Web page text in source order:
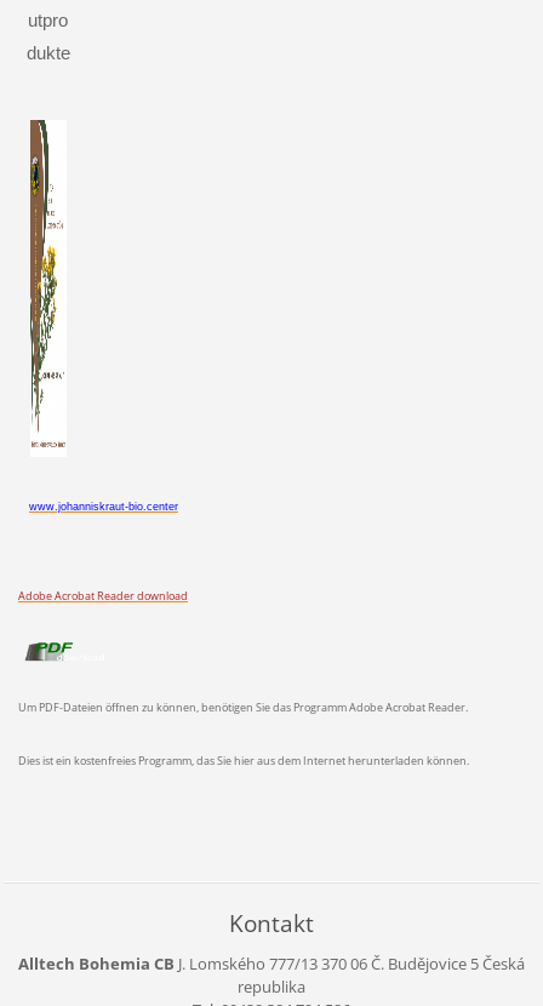
utpro
dukte
www.johanniskraut-bio.center
Adobe Acrobat Reader download
Um PDF-Dateien öffnen zu können, benötigen Sie das Programm Adobe Acrobat Reader.
Dies ist ein kostenfreies Programm, das Sie hier aus dem Internet herunterladen können.
Kontakt
Alltech Bohemia CB J. Lomského 777/13370 06 Č. Budějovice 5Česká
republika